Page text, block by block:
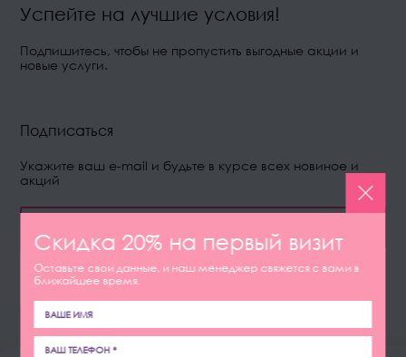
Успейте на лучшие условия!
Подпишитесь, чтобы не пропустить выгодные акции и
новые услуги.
Подписаться
Укажите ваш e-mail и будьте в курсе всех новиное и
акций
ПОДПИСАТЬСЯ
Нажимая на кнопку я даю свое согласие на
обработку персональных данных
Скидка 20% на первый визит
Оставьте свои данные, и наш менеджер свяжется с вами в
ближайшее время.